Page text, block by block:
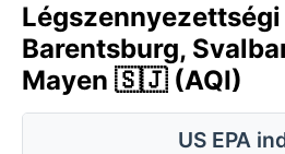
Barentsburg,
Mayen 🇸🇯 (AQI)
US EPA